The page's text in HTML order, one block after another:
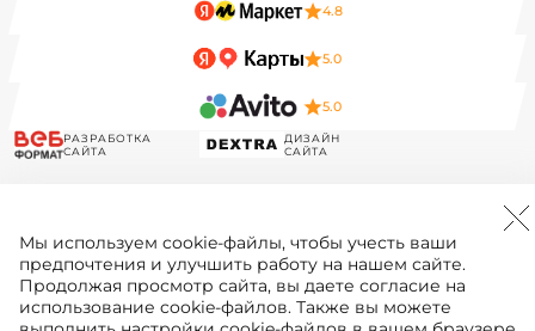
4.8
5.0
5.0
РАЗРАБОТКА
САЙТА
ДИЗАЙН
САЙТА
Мы используем cookie-файлы, чтобы учесть ваши
предпочтения и улучшить работу на нашем сайте.
Продолжая просмотр сайта, вы даете согласие на
использование cookie-файлов. Также вы можете